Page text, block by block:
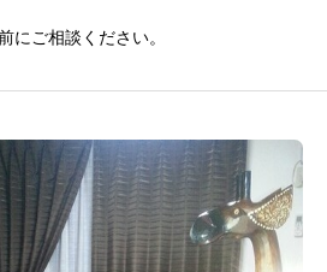
にご相談ください。